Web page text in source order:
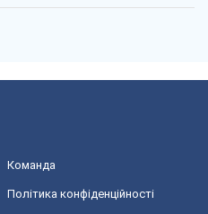
Команда
Політика конфіденційності